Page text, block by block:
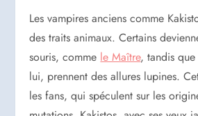
Les vampires anciens comme
des traits animaux. Certains
souris, comme le Maître, tandis que
lui, prennent des allures lupines.
les fans, qui spéculent sur les